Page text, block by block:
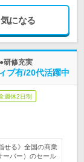
気になる
研修充実
ブ有/20代活躍中
週休2日制
せる》全国の商業
ーバー）のセール